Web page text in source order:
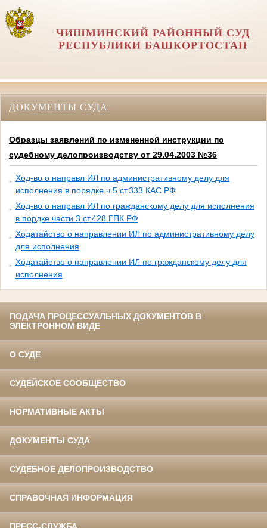
ЧИШМИНСКИЙ РАЙОННЫЙ СУД
РЕСПУБЛИКИ БАШКОРТОСТАН
ДОКУМЕНТЫ СУДА
Образцы заявлений по измененной инструкции по
судебному делопроизводству от 29.04.2003 №36
Ход-во о направл ИЛ по административному делу для
исполнения в порядке ч.5 ст.333 КАС РФ
Ход-во о направл ИЛ по гражданскому делу для исполнения
в пордке части 3 ст.428 ГПК РФ
Ходатайство о направлении ИЛ по административному делу
для исполнения
Ходатайство о направлении ИЛ по гражданскому делу для
исполнения
ПОДАЧА ПРОЦЕССУАЛЬНЫХ ДОКУМЕНТОВ В
ЭЛЕКТРОННОМ ВИДЕ
О СУДЕ
СУДЕЙСКОЕ СООБЩЕСТВО
НОРМАТИВНЫЕ АКТЫ
ДОКУМЕНТЫ СУДА
СУДЕБНОЕ ДЕЛОПРОИЗВОДСТВО
СПРАВОЧНАЯ ИНФОРМАЦИЯ